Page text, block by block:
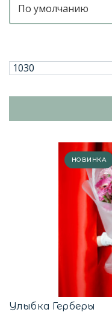
По умолчанию
НОВИНКА
Улыбка Герберы